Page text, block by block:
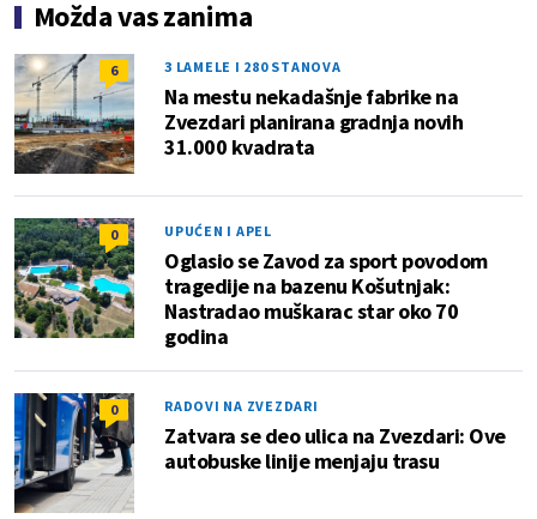
Možda vas zanima
6 3 LAMELE I 280 STANOVA
Na mestu nekadašnje fabrike na
Zvezdari planirana gradnja novih
31.000 kvadrata
0 UPUĆEN I APEL
Oglasio se Zavod za sport povodom
tragedije na bazenu Košutnjak:
Nastradao muškarac star oko 70
godina
0 RADOVI NA ZVEZDARI
Zatvara se deo ulica na Zvezdari: Ove
autobuske linije menjaju trasu